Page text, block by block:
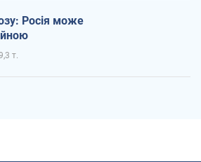
Росія може
т.